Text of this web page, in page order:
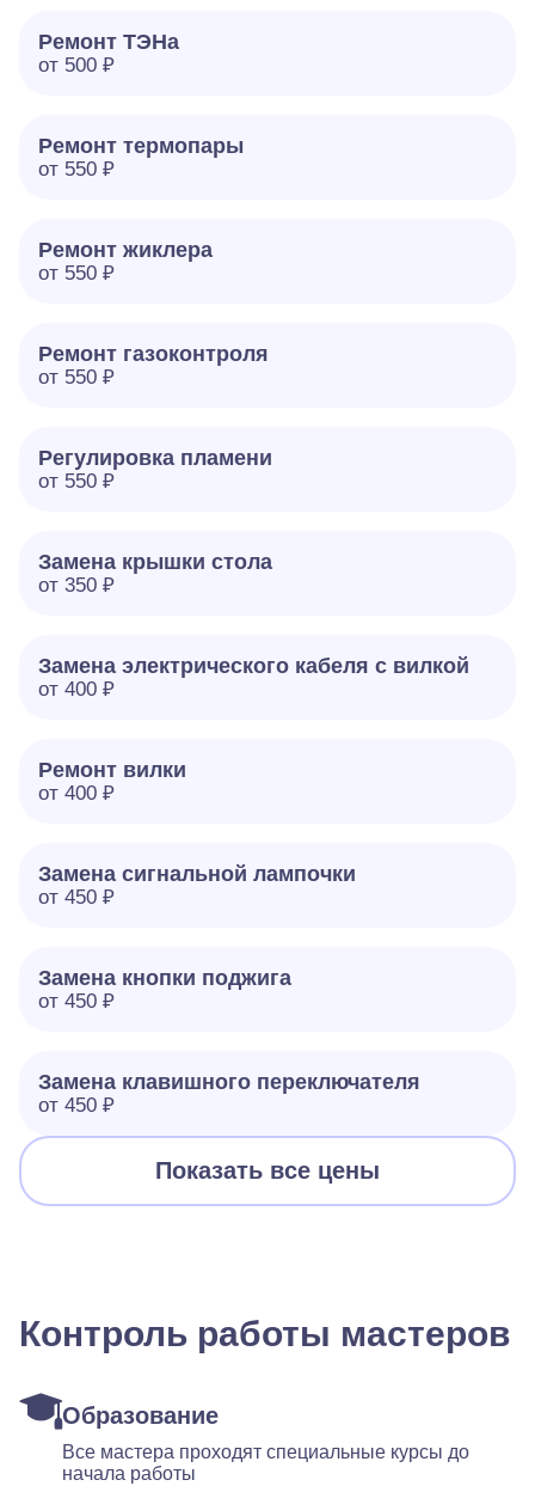
Ремонт ТЭНа
от 500 ₽
Ремонт термопары
от 550 ₽
Ремонт жиклера
от 550 ₽
Ремонт газоконтроля
от 550 ₽
Регулировка пламени
от 550 ₽
Замена крышки стола
от 350 ₽
Замена электрического кабеля с вилкой
от 400 ₽
Ремонт вилки
от 400 ₽
Замена сигнальной лампочки
от 450 ₽
Замена кнопки поджига
от 450 ₽
Замена клавишного переключателя
от 450 ₽
Показать все цены
Контроль работы мастеров
Образование
Все мастера проходят специальные курсы до
начала работы